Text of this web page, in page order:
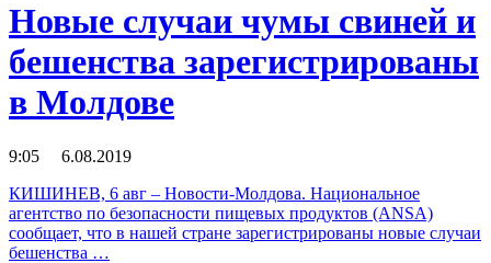
Новые случаи чумы свиней и
бешенства зарегистрированы
в Молдове
9:05 6.08.2019
КИШИНЕВ, 6 авг – Новости-Молдова. Национальное
агентство по безопасности пищевых продуктов (ANSA)
сообщает, что в нашей стране зарегистрированы новые случаи
бешенства …